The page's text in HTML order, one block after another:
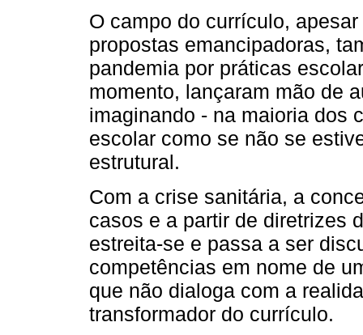
O campo do currículo,
propostas emancipadoras,
pandemia por práticas
momento, lançaram mão de
imaginando - na maioria dos
escolar como se não se
estrutural.
Com a crise sanitária, a
casos e a partir de diretrizes
estreita-se e passa a ser
competências em nome de
que não dialoga com a
transformador do currículo.